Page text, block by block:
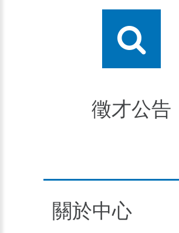
徵才公告
關於中心